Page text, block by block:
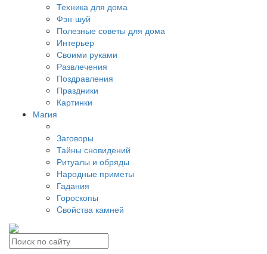
Техника для дома
Фэн-шуй
Полезные советы для дома
Интерьер
Своими руками
Развлечения
Поздравления
Праздники
Картинки
Магия
Заговоры
Тайны сновидений
Ритуалы и обряды
Народные приметы
Гадания
Гороскопы
Cвойства камней